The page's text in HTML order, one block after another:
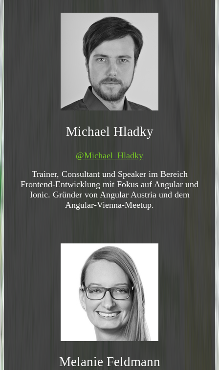
Michael Hladky
@Michael_Hladky
Trainer, Consultant und Speaker im Bereich
Frontend-Entwicklung mit Fokus auf Angular und
Ionic. Gründer von Angular Austria und dem
Angular-Vienna-Meetup.
Melanie Feldmann